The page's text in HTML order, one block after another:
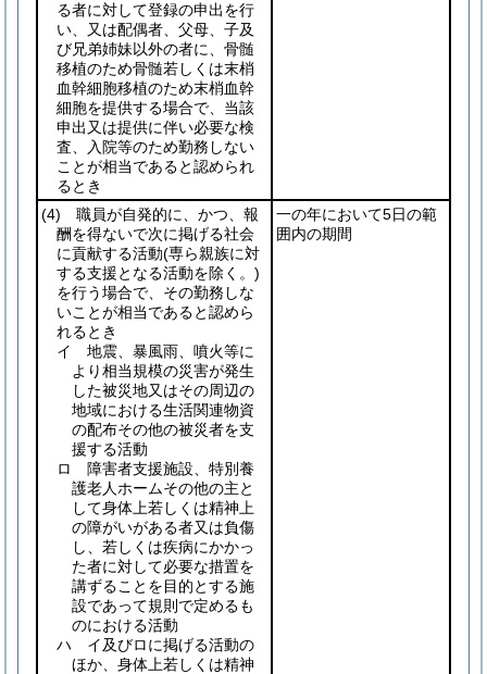
る者に対して登録の申出を行
い、又は配偶者、父母、子及
び兄弟姉妹以外の者に、骨髄
移植のため骨髄若しくは末梢
血幹細胞移植のため末梢血幹
細胞を提供する場合で、当該
申出又は提供に伴い必要な検
査、入院等のため勤務しない
ことが相当であると認められ
るとき
(4) 職員が自発的に、かつ、報
酬を得ないで次に掲げる社会
に貢献する活動(専ら親族に対
する支援となる活動を除く。)
を行う場合で、その勤務しな
いことが相当であると認めら
れるとき
イ 地震、暴風雨、噴火等に
より相当規模の災害が発生
した被災地又はその周辺の
地域における生活関連物資
の配布その他の被災者を支
援する活動
ロ 障害者支援施設、特別養
護老人ホームその他の主と
して身体上若しくは精神上
の障がいがある者又は負傷
し、若しくは疾病にかかっ
た者に対して必要な措置を
講ずることを目的とする施
設であって規則で定めるも
のにおける活動
ハ イ及びロに掲げる活動の
ほか、身体上若しくは精神
一の年において5日の範
囲内の期間